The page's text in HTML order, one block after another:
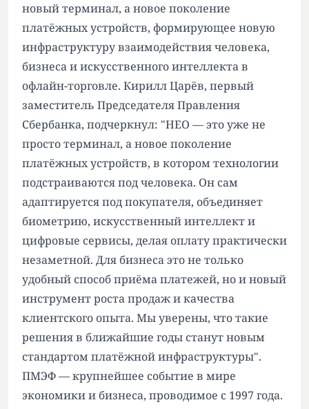
новый терминал, а новое поколение
платёжных устройств, формирующее новую
инфраструктуру взаимодействия человека,
бизнеса и искусственного интеллекта в
офлайн-торговле. Кирилл Царёв, первый
заместитель Председателя Правления
Сбербанка, подчеркнул: "НЕО — это уже не
просто терминал, а новое поколение
платёжных устройств, в котором технологии
подстраиваются под человека. Он сам
адаптируется под покупателя, объединяет
биометрию, искусственный интеллект и
цифровые сервисы, делая оплату практически
незаметной. Для бизнеса это не только
удобный способ приёма платежей, но и новый
инструмент роста продаж и качества
клиентского опыта. Мы уверены, что такие
решения в ближайшие годы станут новым
стандартом платёжной инфраструктуры".
ПМЭФ — крупнейшее событие в мире
экономики и бизнеса, проводимое с 1997 года.